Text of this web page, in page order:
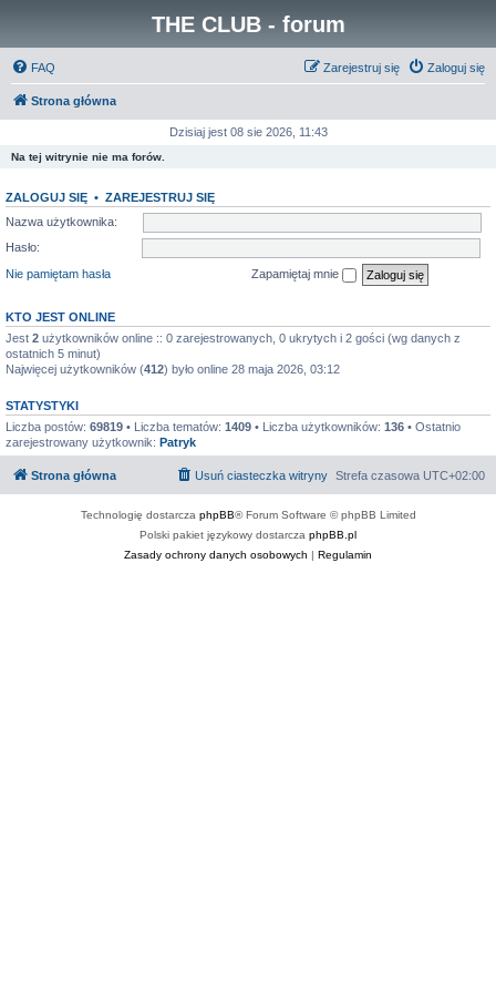
THE CLUB - forum
FAQ Zaloguj się
Zarejestruj się
Strona główna
Dzisiaj jest 08 sie 2026, 11:43
Na tej witrynie nie ma forów.
ZALOGUJ SIĘ • ZAREJESTRUJ SIĘ
Nazwa użytkownika:
Hasło:
Nie pamiętam hasła
Zapamiętaj mnie
KTO JEST ONLINE
Jest 2 użytkowników online :: 0 zarejestrowanych, 0 ukrytych i 2 gości (wg danych z
ostatnich 5 minut)
Najwięcej użytkowników (412) było online 28 maja 2026, 03:12
STATYSTYKI
Liczba postów: 69819 • Liczba tematów: 1409 • Liczba użytkowników: 136 • Ostatnio
zarejestrowany użytkownik: Patryk
Strona główna Strefa czasowa UTC+02:00
Usuń ciasteczka witryny
Technologię dostarcza phpBB® Forum Software © phpBB Limited
Polski pakiet językowy dostarcza phpBB.pl
Zasady ochrony danych osobowych | Regulamin